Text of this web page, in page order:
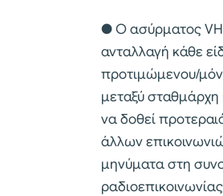
● Ο ασύρματος
ανταλλαγή κάθε
προτιμώμενου/
μεταξύ σταθμάρχη
να δοθεί
άλλων
μηνύματα στη